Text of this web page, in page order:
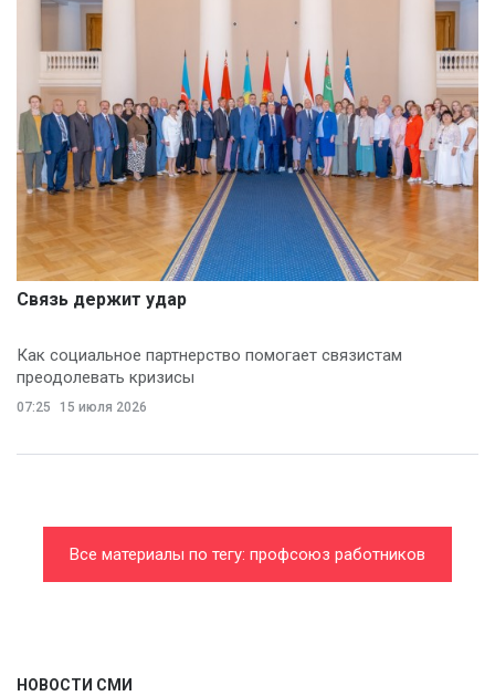
Связь держит удар
Как социальное партнерство помогает связистам
преодолевать кризисы
07:25 15 июля 2026
Все материалы по тегу: профсоюз работников
НОВОСТИ СМИ